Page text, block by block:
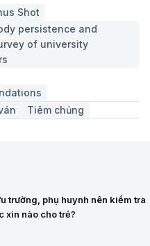
Shot
persistence and
of university
Tiêm chủng
trường, phụ huynh nên kiểm tra
xin nào cho trẻ?